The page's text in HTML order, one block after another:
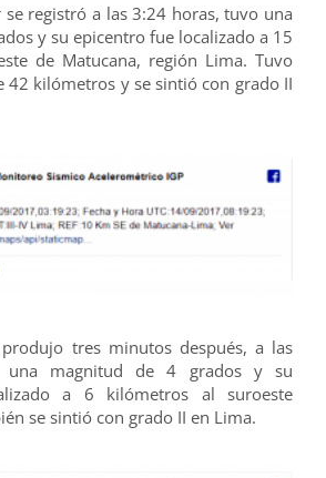
registró a las 3:24 horas, tuvo una
y su epicentro fue localizado a 15
de Matucana, región Lima. Tuvo
42 kilómetros y se sintió con grado II
tres minutos después, a las
una magnitud de 4 grados y su
a 6 kilómetros al suroeste
se sintió con grado II en Lima.